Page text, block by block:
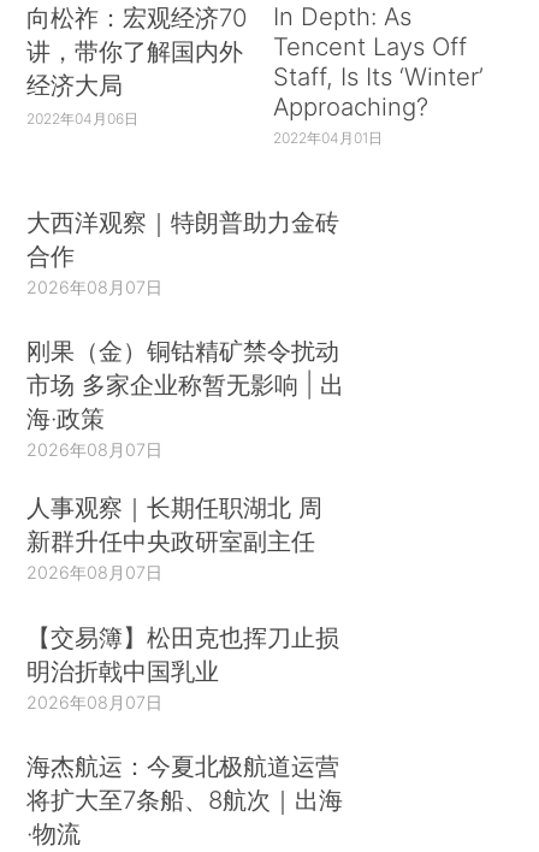
向松祚：宏观经济70
讲，带你了解国内外
经济大局
2022年04月06日
In Depth: As
Tencent Lays Off
Staff, Is Its ‘Winter’
Approaching?
2022年04月01日
大西洋观察｜特朗普助力金砖
合作
2026年08月07日
刚果（金）铜钴精矿禁令扰动
市场 多家企业称暂无影响 | 出
海·政策
2026年08月07日
人事观察｜长期任职湖北 周
新群升任中央政研室副主任
2026年08月07日
【交易簿】松田克也挥刀止损
明治折戟中国乳业
2026年08月07日
海杰航运：今夏北极航道运营
将扩大至7条船、8航次｜出海
·物流